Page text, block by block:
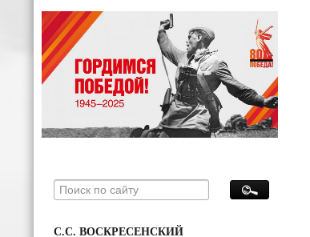
С.С. ВОСКРЕСЕНСКИЙ